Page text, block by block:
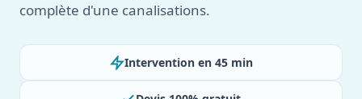
complète d'une canalisations.
Intervention en 45 min